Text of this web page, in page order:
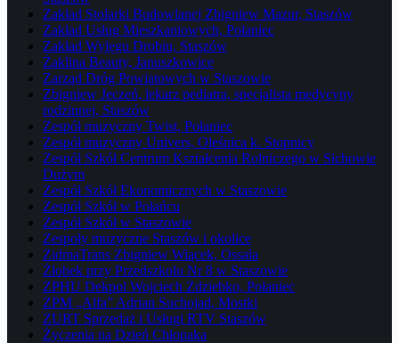
Zakład Stolarki Budowlanej Zbigniew Mazur, Staszów
Zakład Usług Mieszkaniowych, Połaniec
Zakład Wylęgu Drobiu, Staszów
Żaklina Beauty, Januszkowice
Zarząd Dróg Powiatowych w Staszowie
Zbigniew Jeczeń, lekarz pediatra, specjalista medycyny
rodzinnej, Staszów
Zespół muzyczny Twist, Połaniec
Zespół muzyczny Univers, Oleśnica k. Stopnicy
Zespół Szkół Centrum Kształcenia Rolniczego w Sichowie
Dużym
Zespół Szkół Ekonomicznych w Staszowie
Zespół Szkół w Połańcu
Zespół Szkół w Staszowie
Zespoły muzyczne Staszów i okolice
ZidmaTrans Zbigniew Wiącek, Ossala
Żłobek przy Przedszkolu Nr 8 w Staszowie
ZPHU Dekpol Wojciech Zdziebko, Połaniec
ZPM „Alfa” Adrian Suchojad, Mostki
ZURT Sprzedaż i Usługi RTV Staszów
Życzenia na Dzień Chłopaka